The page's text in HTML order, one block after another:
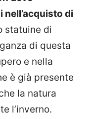
di
statuine di
di questa
e nella
è già presente
la natura
l’inverno.